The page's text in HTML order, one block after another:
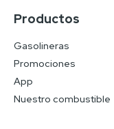
Productos
Gasolineras
Promociones
App
Nuestro combustible